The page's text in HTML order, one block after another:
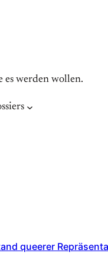
es werden wollen.
queerer